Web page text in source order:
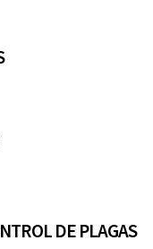
DE PLAGAS